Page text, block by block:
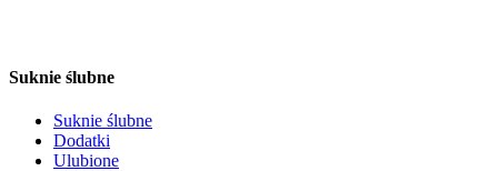
Suknie ślubne
Suknie ślubne
Dodatki
Ulubione